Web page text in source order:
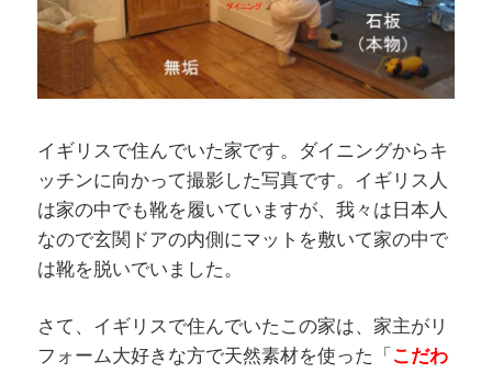
イギリスで住んでいた家です。ダイニングからキ
ッチンに向かって撮影した写真です。イギリス人
は家の中でも靴を履いていますが、我々は日本人
なので玄関ドアの内側にマットを敷いて家の中で
は靴を脱いでいました。
さて、イギリスで住んでいたこの家は、家主がリ
フォーム大好きな方で天然素材を使った「 こだわ